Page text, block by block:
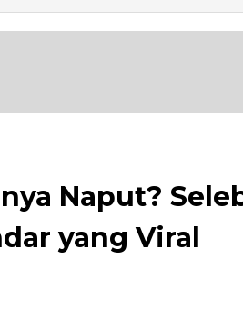
Naput?
yang Viral